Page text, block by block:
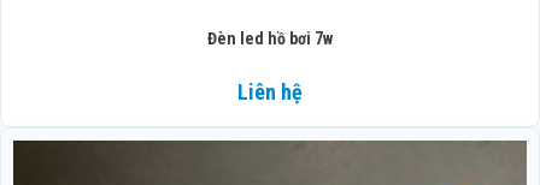
Đèn led hồ bơi 7w
Liên hệ